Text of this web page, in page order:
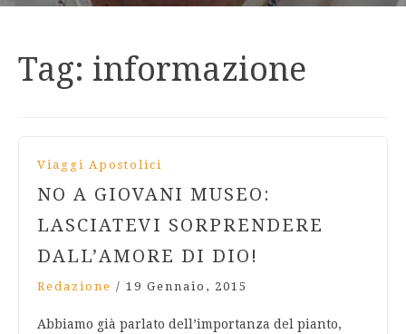
Tag: informazione
Viaggi Apostolici
NO A GIOVANI MUSEO:
LASCIATEVI SORPRENDERE
DALL’AMORE DI DIO!
Redazione / 19 Gennaio, 2015
Abbiamo già parlato dell’importanza del pianto,